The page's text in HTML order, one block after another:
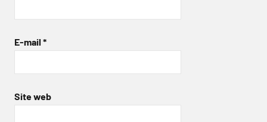
E-mail *
Site web